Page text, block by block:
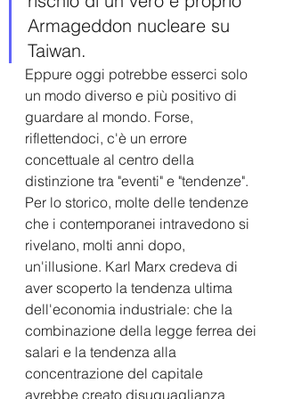
Armageddon nucleare su
Taiwan.
Eppure oggi potrebbe esserci solo
un modo diverso e più positivo di
guardare al mondo. Forse,
riflettendoci, c'è un errore
concettuale al centro della
distinzione tra "eventi" e "tendenze".
Per lo storico, molte delle tendenze
che i contemporanei intravedono si
rivelano, molti anni dopo,
un'illusione. Karl Marx credeva di
aver scoperto la tendenza ultima
dell'economia industriale: che la
combinazione della legge ferrea dei
salari e la tendenza alla
concentrazione del capitale
avrebbe creato disuguaglianza